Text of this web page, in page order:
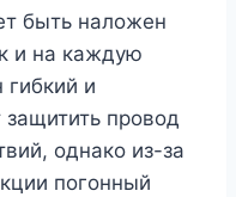
быть наложен
и на каждую
гибкий и
защитить провод
однако из-за
погонный